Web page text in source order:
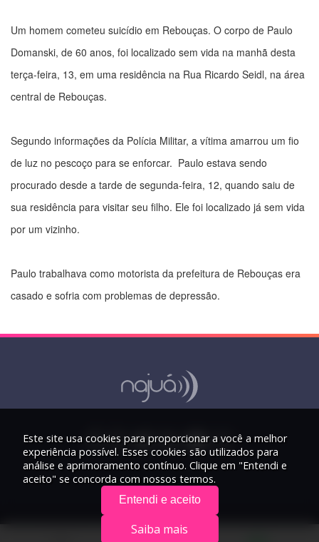
Um homem cometeu suicídio em Rebouças. O corpo de Paulo
Domanski, de 60 anos, foi localizado sem vida na manhã desta
terça-feira, 13, em uma residência na Rua Ricardo Seidl, na área
central de Rebouças.
Segundo informações da Polícia Militar, a vítima amarrou um fio
de luz no pescoço para se enforcar. Paulo estava sendo
procurado desde a tarde de segunda-feira, 12, quando saiu de
sua residência para visitar seu filho. Ele foi localizado já sem vida
por um vizinho.
Paulo trabalhava como motorista da prefeitura de Rebouças era
casado e sofria com problemas de depressão.
© 2026 Rádio Najuá - Todos os direitos reservados.
Este site usa cookies para proporcionar a você a melhor
experiência possível. Esses cookies são utilizados para
análise e aprimoramento contínuo. Clique em "Entendi e
aceito" se concorda com nossos termos.
Entendi e aceito
Saiba mais